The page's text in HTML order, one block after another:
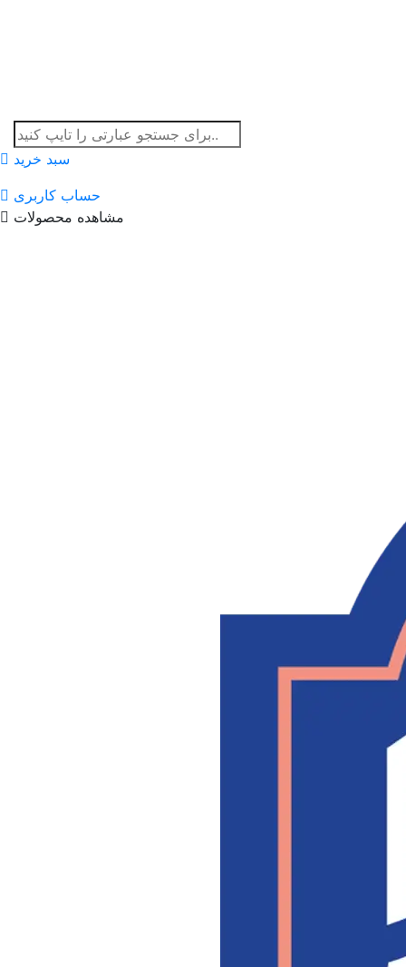
سبد خرید
حساب کاربری
مشاهده محصولات